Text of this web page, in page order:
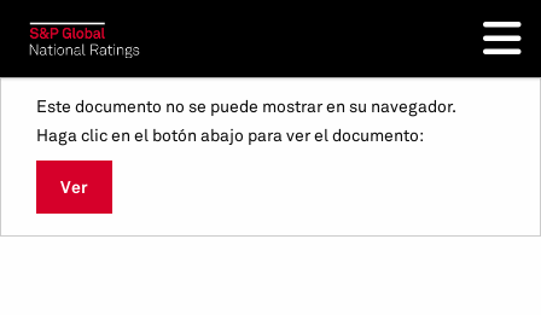
Este documento no se puede mostrar en su navegador.
Haga clic en el botón abajo para ver el documento:
Ver